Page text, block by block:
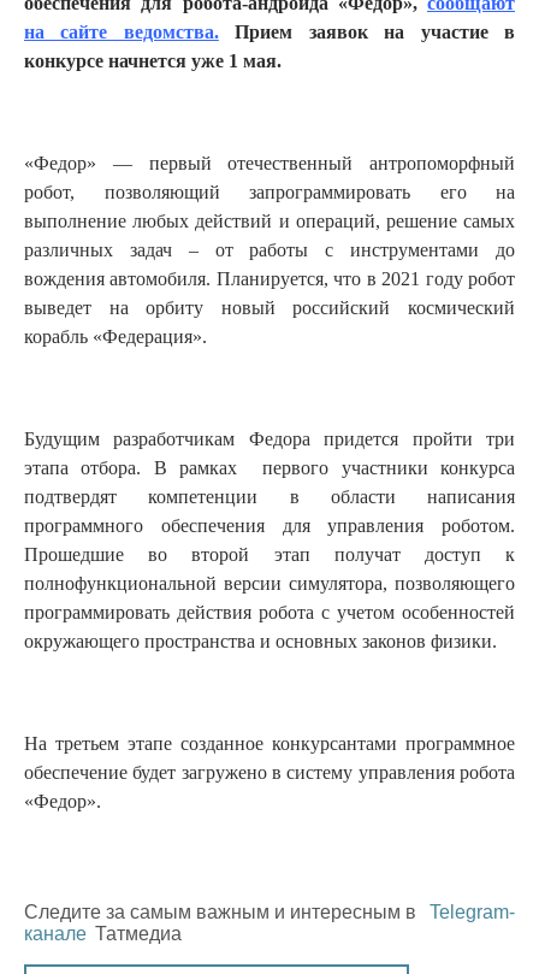
на сайте ведомства.Прием заявок на участие в
конкурсе начнется уже 1 мая.
«Федор» — первый отечественный антропоморфный
робот, позволяющий запрограммировать его на
выполнение любых действий и операций, решение самых
различных задач – от работы с инструментами до
вождения автомобиля. Планируется, что в 2021 году робот
выведет на орбиту новый российский космический
корабль «Федерация».
Будущим разработчикам Федора придется пройти три
этапа отбора. В рамках первого участники конкурса
подтвердят компетенции в области написания
программного обеспечения для управления роботом.
Прошедшие во второй этап получат доступ к
полнофункциональной версии симулятора, позволяющего
программировать действия робота с учетом особенностей
окружающего пространства и основных законов физики.
На третьем этапе созданное конкурсантами программное
обеспечение будет загружено в систему управления робота
«Федор».
Следите за самым важным и интересным в
Telegram-
канале Татмедиа